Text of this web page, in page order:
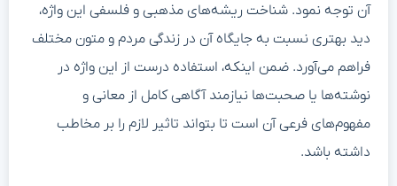
آن توجه نمود. شناخت ریشه‌های مذهبی و فلسفی این واژه،
دید بهتری نسبت به جایگاه آن در زندگی مردم و متون مختلف
فراهم می‌آورد. ضمن اینکه، استفاده درست از این واژه در
نوشته‌ها یا صحبت‌ها نیازمند آگاهی کامل از معانی و
مفهوم‌های فرعی آن است تا بتواند تاثیر لازم را بر مخاطب
داشته باشد.